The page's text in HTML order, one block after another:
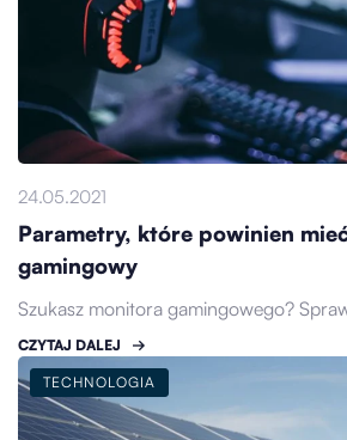
24.05.2021
Parametry, które powinien
gamingowy
Szukasz monitora gamingowego?
CZYTAJ DALEJ
TECHNOLOGIA